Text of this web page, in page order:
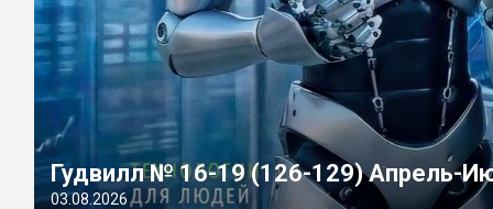
Гудвилл № 16-19 (126-129) Апрель-
03.08.2026